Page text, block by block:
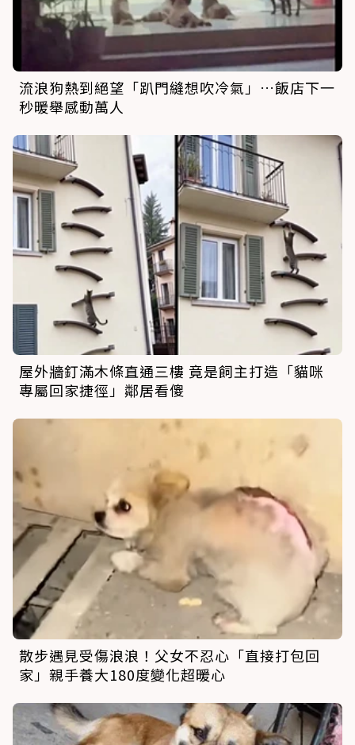
流浪狗熱到絕望「趴門縫想吹冷氣」…飯店下一
秒暖舉感動萬人
屋外牆釘滿木條直通三樓 竟是飼主打造「貓咪
專屬回家捷徑」鄰居看傻
散步遇見受傷浪浪！父女不忍心「直接打包回
家」親手養大180度變化超暖心